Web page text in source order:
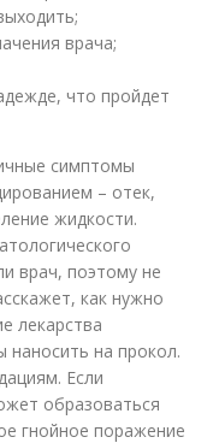
врача;
что пройдет
симптомы
– отек,
жидкости.
врач, поэтому не
как нужно
лекарства
наносить на прокол.
Если
образоваться
гнойное поражение